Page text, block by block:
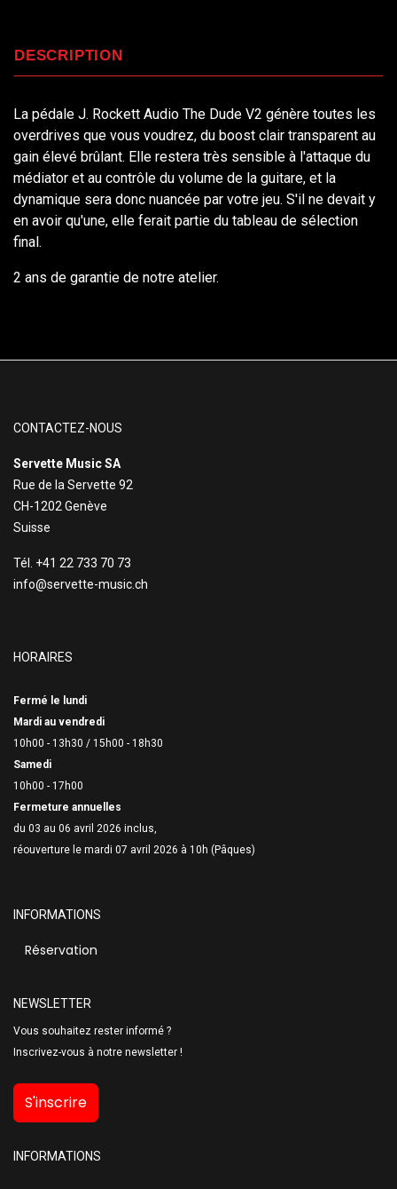
DESCRIPTION
La pédale J. Rockett Audio The Dude V2 génère toutes les
overdrives que vous voudrez, du boost clair transparent au
gain élevé brûlant. Elle restera très sensible à l'attaque du
médiator et au contrôle du volume de la guitare, et la
dynamique sera donc nuancée par votre jeu. S'il ne devait y
en avoir qu'une, elle ferait partie du tableau de sélection
final.
2 ans de garantie de notre atelier.
CONTACTEZ-NOUS
Servette Music SA
Rue de la Servette 92
CH-1202 Genève
Suisse
Tél. +41 22 733 70 73
info@servette-music.ch
HORAIRES
Fermé le lundi
Mardi au vendredi
10h00 - 13h30 / 15h00 - 18h30
Samedi
10h00 - 17h00
Fermeture annuelles
du 03 au 06 avril 2026 inclus,
réouverture le mardi 07 avril 2026 à 10h (Pâques)
INFORMATIONS
Réservation
NEWSLETTER
Vous souhaitez rester informé ?
Inscrivez-vous à notre newsletter !
S'inscrire
INFORMATIONS